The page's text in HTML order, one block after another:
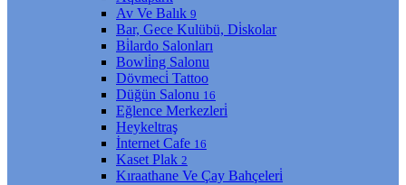
Av Ve Balık 9
Bar, Gece Kulübü, Di̇skolar
Bi̇lardo Salonları
Bowli̇ng Salonu
Dövmeci̇ Tattoo
Düğün Salonu 16
Eğlence Merkezleri̇
Heykeltraş
İnternet Cafe 16
Kaset Plak 2
Kıraathane Ve Çay Bahçeleri̇